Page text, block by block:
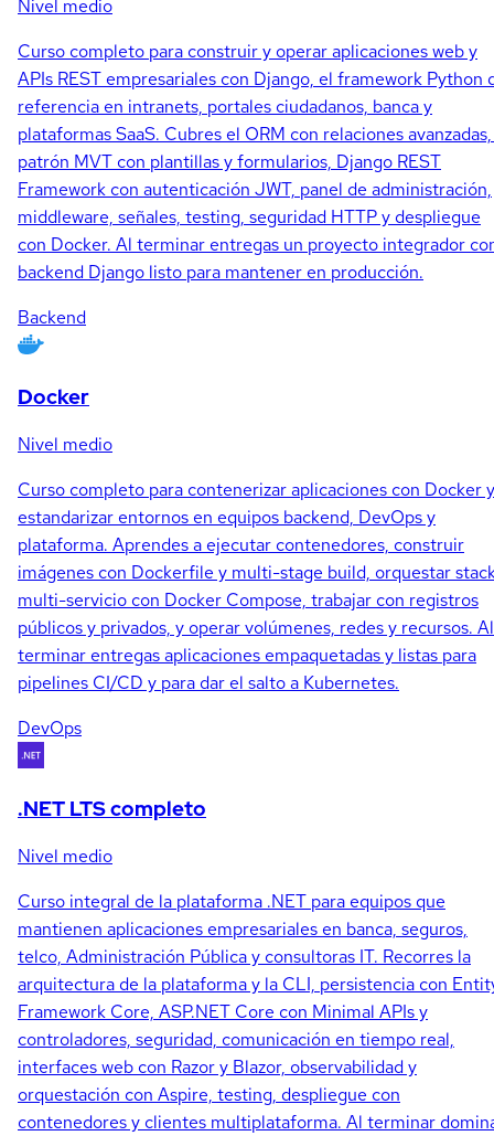
Nivel medio
Curso completo para construir y operar aplicaciones web y
APIs REST empresariales con Django, el framework Python
referencia en intranets, portales ciudadanos, banca y
plataformas SaaS. Cubres el ORM con relaciones
patrón MVT con plantillas y formularios, Django REST
Framework con autenticación JWT, panel de administración,
middleware, señales, testing, seguridad HTTP y despliegue
con Docker. Al terminar entregas un proyecto integrador
backend Django listo para mantener en producción.
Backend
Docker
Nivel medio
Curso completo para contenerizar aplicaciones con Docker y
estandarizar entornos en equipos backend, DevOps y
plataforma. Aprendes a ejecutar contenedores, construir
imágenes con Dockerfile y multi-stage build, orquestar
multi-servicio con Docker Compose, trabajar con registros
públicos y privados, y operar volúmenes, redes y recursos. Al
terminar entregas aplicaciones empaquetadas y listas para
pipelines CI/CD y para dar el salto a Kubernetes.
DevOps
.NET LTS completo
Nivel medio
Curso integral de la plataforma .NET para equipos que
mantienen aplicaciones empresariales en banca, seguros,
telco, Administración Pública y consultoras IT. Recorres la
arquitectura de la plataforma y la CLI, persistencia con
Framework Core, ASP.NET Core con Minimal APIs y
controladores, seguridad, comunicación en tiempo real,
interfaces web con Razor y Blazor, observabilidad y
orquestación con Aspire, testing, despliegue con
contenedores y clientes multiplataforma. Al terminar